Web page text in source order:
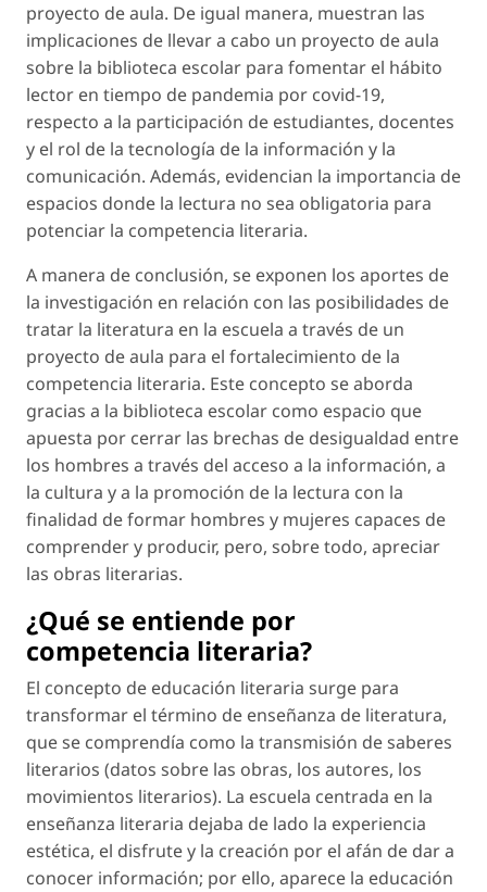
proyecto de aula. De igual manera, muestran las
implicaciones de llevar a cabo un proyecto de aula
sobre la biblioteca escolar para fomentar el hábito
lector en tiempo de pandemia por covid-19,
respecto a la participación de estudiantes, docentes
y el rol de la tecnología de la información y la
comunicación. Además, evidencian la importancia de
espacios donde la lectura no sea obligatoria para
potenciar la competencia literaria.
A manera de conclusión, se exponen los aportes de
la investigación en relación con las posibilidades de
tratar la literatura en la escuela a través de un
proyecto de aula para el fortalecimiento de la
competencia literaria. Este concepto se aborda
gracias a la biblioteca escolar como espacio que
apuesta por cerrar las brechas de desigualdad entre
los hombres a través del acceso a la información, a
la cultura y a la promoción de la lectura con la
finalidad de formar hombres y mujeres capaces de
comprender y producir, pero, sobre todo, apreciar
las obras literarias.
¿Qué se entiende por
competencia literaria?
El concepto de educación literaria surge para
transformar el término de enseñanza de literatura,
que se comprendía como la transmisión de saberes
literarios (datos sobre las obras, los autores, los
movimientos literarios). La escuela centrada en la
enseñanza literaria dejaba de lado la experiencia
estética, el disfrute y la creación por el afán de dar a
conocer información; por ello, aparece la educación